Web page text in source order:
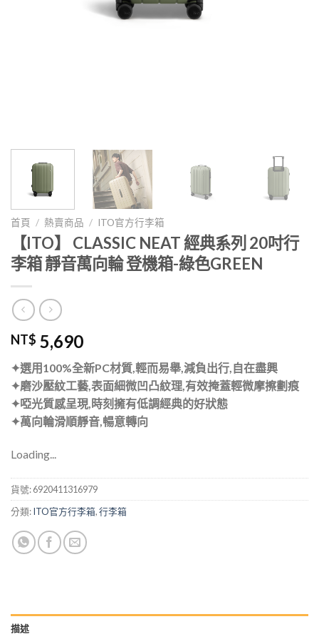
首頁 / 熱賣商品 / ITO官方行李箱
【ITO】 CLASSIC NEAT 經典系列 20吋行
李箱 靜音萬向輪 登機箱-綠色GREEN
NT$ 5,690
✦選用100%全新PC材質,輕而易舉,減負出行,自在盡興
✦磨沙壓紋工藝,表面細微凹凸紋理,有效掩蓋輕微摩擦劃痕
✦啞光質感呈現,時刻擁有低調經典的好狀態
✦萬向輪滑順靜音,暢意轉向
Loading...
貨號:6920411316979
分類:ITO官方行李箱,行李箱
描述